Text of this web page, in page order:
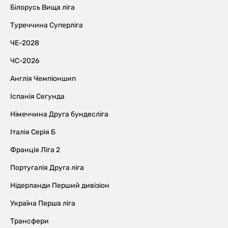
Білорусь Вища ліга
Туреччина Суперліга
ЧЕ-2028
ЧС-2026
Англія Чемпіоншип
Іспанія Сегунда
Німеччина Друга бундесліга
Італія Серія Б
Франція Ліга 2
Португалія Друга ліга
Нідерланди Перший дивізіон
Україна Перша ліга
Трансфери